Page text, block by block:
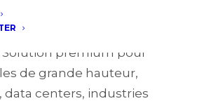
pour satisfaire
de 10% à 100% de la
Solution premium pour
de grande hauteur,
data centers, industries